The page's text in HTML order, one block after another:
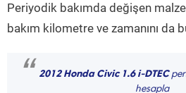
Periyodik bakımda değişen
bakım kilometre ve zamanını da
“ 2012 Honda Civic 1.6 i-DTEC
hesapla